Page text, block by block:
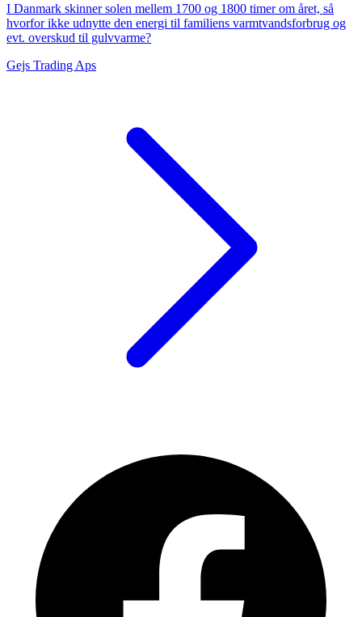
I Danmark skinner solen mellem 1700 og 1800 timer om året, så
hvorfor ikke udnytte den energi til familiens varmtvandsforbrug og
evt. overskud til gulvvarme?
Gejs Trading Aps